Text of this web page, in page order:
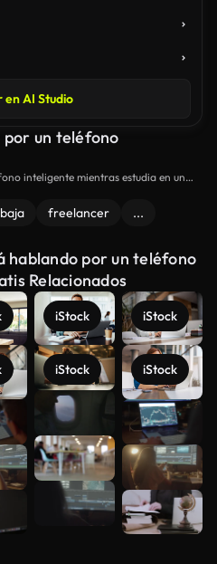
AI Studio
por un teléfono
inteligente mientras estudia en un
freelancer ...
hablando por un teléfono
Relacionados
iStock
iStock
iStock
iStock
Ver más